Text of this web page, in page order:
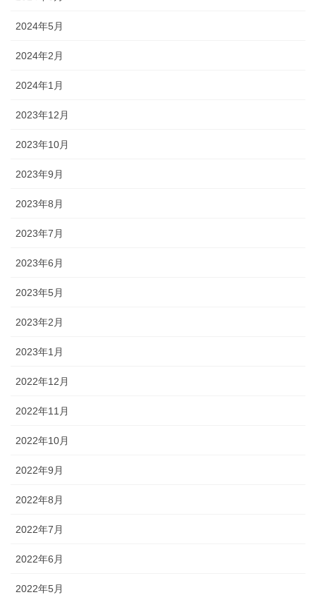
2024年5月
2024年2月
2024年1月
2023年12月
2023年10月
2023年9月
2023年8月
2023年7月
2023年6月
2023年5月
2023年2月
2023年1月
2022年12月
2022年11月
2022年10月
2022年9月
2022年8月
2022年7月
2022年6月
2022年5月